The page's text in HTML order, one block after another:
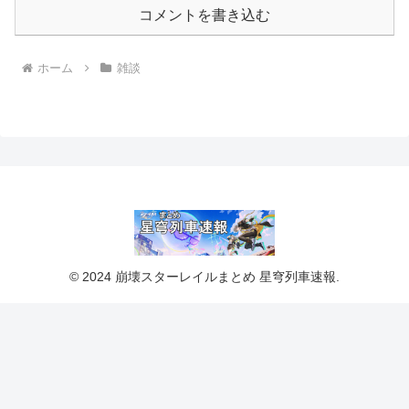
コメントを書き込む
ホーム 雑談
© 2024 崩壊スターレイルまとめ 星穹列車速報.